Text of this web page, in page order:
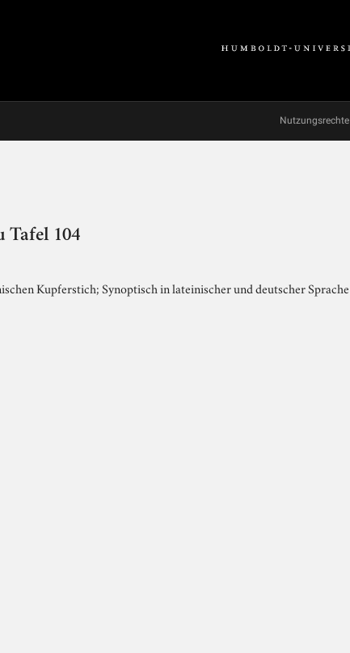
Nutzungsrechte
Tafel 104
Kupferstich; Synoptisch in lateinischer und deutscher Sprache